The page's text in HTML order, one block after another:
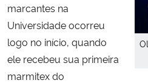
marcantes na
Universidade ocorreu
logo no início, quando
ele recebeu sua primeira
marmitex do